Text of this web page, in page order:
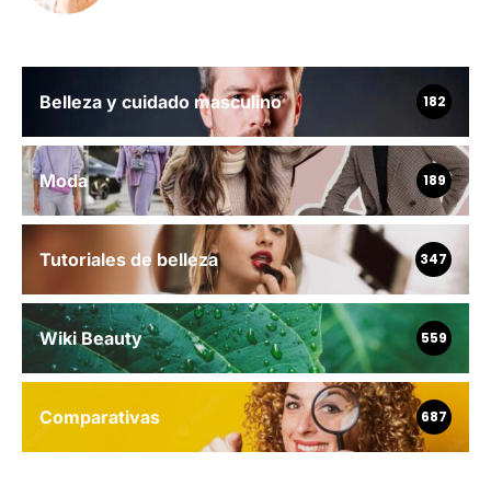
Belleza y cuidado masculino 182
Moda 189
Tutoriales de belleza 347
Wiki Beauty 559
Comparativas 687